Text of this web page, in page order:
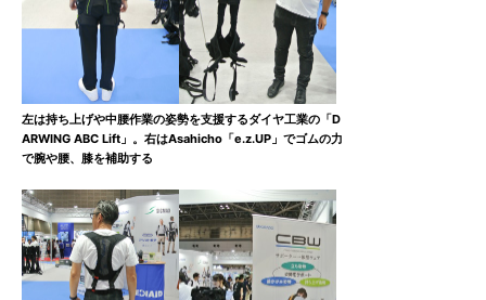
左は持ち上げや中腰作業の姿勢を支援するダイヤ工業の「D
ARWING ABC Lift」。右はAsahicho「e.z.UP」でゴムの力
で腕や腰、膝を補助する